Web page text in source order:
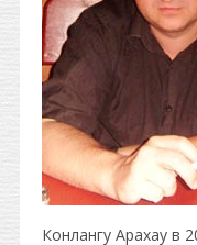
Конлангу Арахау в